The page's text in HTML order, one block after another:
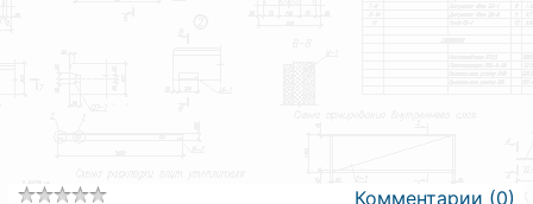
Комментарии (0)